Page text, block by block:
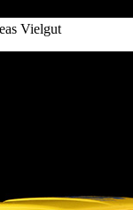
Vielgut